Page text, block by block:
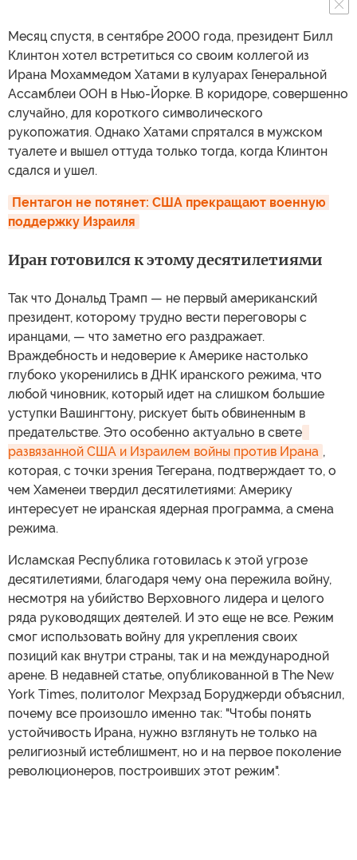
Месяц спустя, в сентябре 2000 года, президент Билл
Клинтон хотел встретиться со своим коллегой из
Ирана Мохаммедом Хатами в кулуарах Генеральной
Ассамблеи ООН в Нью-Йорке. В коридоре, совершенно
случайно, для короткого символического
рукопожатия. Однако Хатами спрятался в мужском
туалете и вышел оттуда только тогда, когда Клинтон
сдался и ушел.
Пентагон не потянет: США прекращают военную
поддержку Израиля
Иран готовился к этому десятилетиями
Так что Дональд Трамп — не первый американский
президент, которому трудно вести переговоры с
иранцами, — что заметно его раздражает.
Враждебность и недоверие к Америке настолько
глубоко укоренились в ДНК иранского режима, что
любой чиновник, который идет на слишком большие
уступки Вашингтону, рискует быть обвиненным в
предательстве. Это особенно актуально в свете
развязанной США и Израилем войны против Ирана ,
которая, с точки зрения Тегерана, подтверждает то, о
чем Хаменеи твердил десятилетиями: Америку
интересует не иранская ядерная программа, а смена
режима.
Исламская Республика готовилась к этой угрозе
десятилетиями, благодаря чему она пережила войну,
несмотря на убийство Верховного лидера и целого
ряда руководящих деятелей. И это еще не все. Режим
смог использовать войну для укрепления своих
позиций как внутри страны, так и на международной
арене. В недавней статье, опубликованной в The New
York Times, политолог Мехрзад Боруджерди объяснил,
почему все произошло именно так: "Чтобы понять
устойчивость Ирана, нужно взглянуть не только на
религиозный истеблишмент, но и на первое поколение
революционеров, построивших этот режим".